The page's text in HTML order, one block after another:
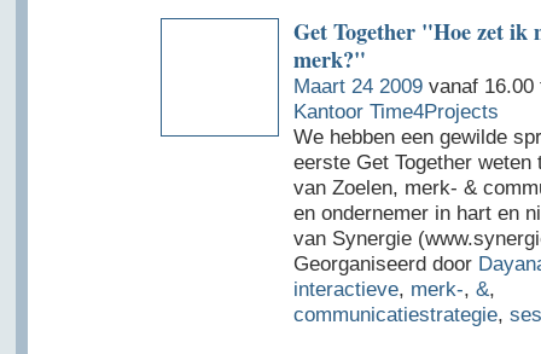
Get Together "Hoe zet ik
merk?"
Maart 24 2009vanaf 16.00
Kantoor Time4Projects
We hebben een gewilde
eerste Get Together
van Zoelen, merk- &
en ondernemer in hart en
van Synergie
Georganiseerd door
interactieve, merk-, &,
communicatiestrategie,